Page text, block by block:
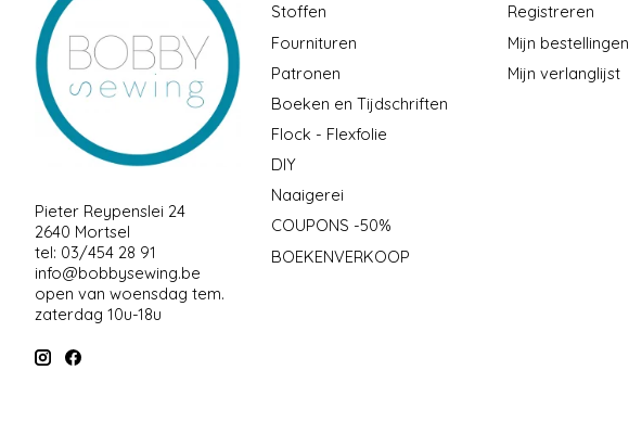
Pieter Reypenslei 24
2640 Mortsel
tel: 03/454 28 91
info@bobbysewing.be
open van woensdag tem.
zaterdag 10u-18u
Stoffen
Fournituren
Patronen
Boeken en Tijdschriften
Flock - Flexfolie
DIY
Naaigerei
COUPONS -50%
BOEKENVERKOOP
Registreren
Mijn bestellingen
Mijn verlanglijst